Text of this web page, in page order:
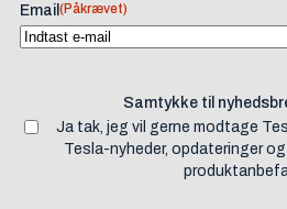
Email (Påkrævet)
Samtykke til
Ja tak, jeg vil gerne modtage
Tesla-nyheder, opdateringer